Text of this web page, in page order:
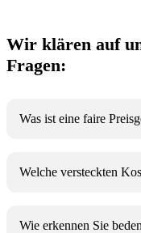
Wir klären auf
Fragen:
Was ist eine faire
Welche versteckten
Wie erkennen Sie